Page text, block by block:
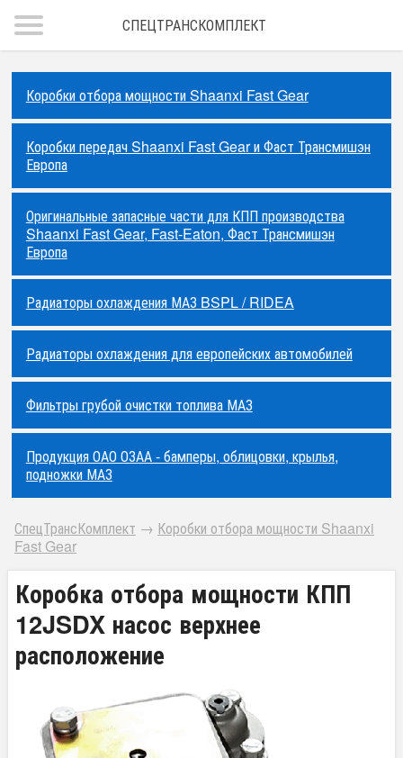
СПЕЦТРАНСКОМПЛЕКТ
Коробки отбора мощности Shaanxi Fast Gear
Коробки передач Shaanxi Fast Gear и Фаст Трансмишэн
Европа
Оригинальные запасные части для КПП производства
Shaanxi Fast Gear, Fast-Eaton, Фаст Трансмишэн
Европа
Радиаторы охлаждения МАЗ BSPL / RIDEA
Радиаторы охлаждения для европейских автомобилей
Фильтры грубой очистки топлива МАЗ
Продукция ОАО ОЗАА - бамперы, облицовки, крылья,
подножки МАЗ
СпецТрансКомплект → Коробки отбора мощности Shaanxi
Fast Gear
Коробка отбора мощности КПП
12JSDX насос верхнее
расположение